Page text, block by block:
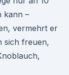
kann –
vermehrt er
sich freuen,